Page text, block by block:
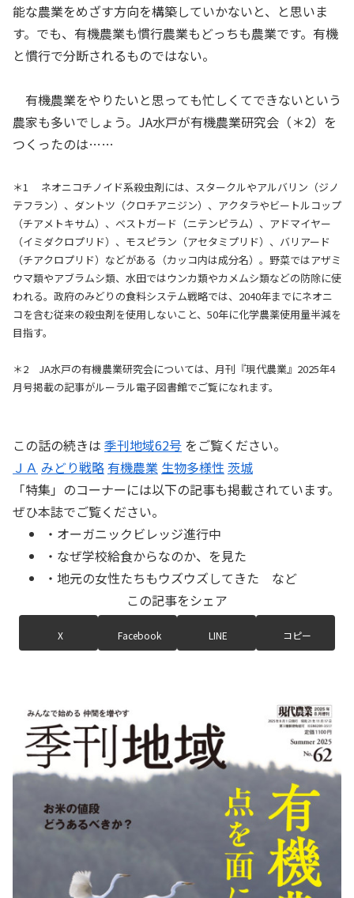
能な農業をめざす方向を構築していかないと、と思いま
す。でも、有機農業も慣行農業もどっちも農業です。有機
と慣行で分断されるものではない。
有機農業をやりたいと思っても忙しくてできないという
農家も多いでしょう。JA水戸が有機農業研究会（＊2）を
つくったのは……
＊1 ネオニコチノイド系殺虫剤には、スタークルやアルバリン（ジノ
テフラン）、ダントツ（クロチアニジン）、アクタラやビートルコップ
（チアメトキサム）、ベストガード（ニテンピラム）、アドマイヤー
（イミダクロプリド）、モスピラン（アセタミプリド）、バリアード
（チアクロプリド）などがある（カッコ内は成分名）。野菜ではアザミ
ウマ類やアブラムシ類、水田ではウンカ類やカメムシ類などの防除に使
われる。政府のみどりの食料システム戦略では、2040年までにネオニ
コを含む従来の殺虫剤を使用しないこと、50年に化学農薬使用量半減を
目指す。
＊2 JA水戸の有機農業研究会については、月刊『現代農業』2025年4
月号掲載の記事がルーラル電子図書館でご覧になれます。
この話の続きは 季刊地域62号 をご覧ください。
ＪＡ みどり戦略 有機農業 生物多様性茨城
「特集 」のコーナーには以下の記事も掲載されています。
ぜひ本誌でご覧ください。
・オーガニックビレッジ進行中
・なぜ学校給食からなのか、を見た
・地元の女性たちもウズウズしてきた など
この記事をシェア
X Facebook LINE コピー